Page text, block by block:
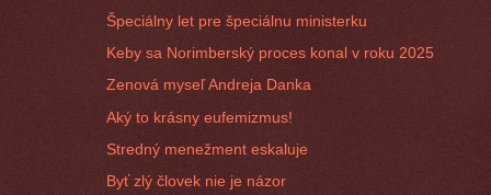
Špeciálny let pre špeciálnu ministerku
Keby sa Norimberský proces konal v roku 2025
Zenová myseľ Andreja Danka
Aký to krásny eufemizmus!
Stredný menežment eskaluje
Byť zlý človek nie je názor